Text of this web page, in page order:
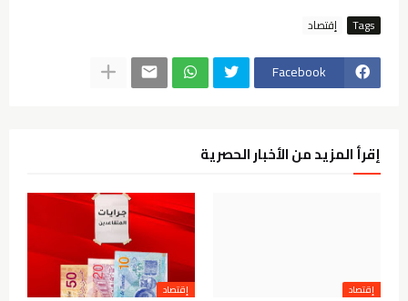
Tags إقتصاد
Facebook
إقرأ المزيد من الأخبار الحصرية
إقتصاد إقتصاد